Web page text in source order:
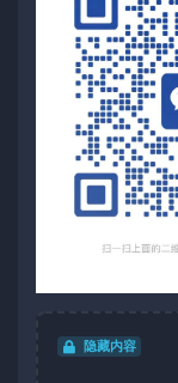
隐藏内容